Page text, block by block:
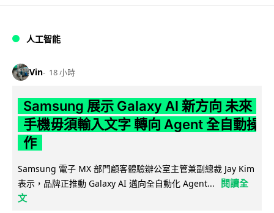
人工智能
Vin 18 小時
Samsung 展示 Galaxy AI 新方向 未來
手機毋須輸入文字 轉向 Agent 全自動操
作
Samsung 電子 MX 部門顧客體驗辦公室主管兼副總裁 Jay Kim
表示，品牌正推動 Galaxy AI 邁向全自動化 Agent...
閱讀全
文